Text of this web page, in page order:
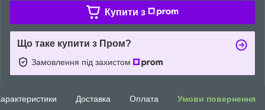
Купити з
Що таке купити з Пром?
Замовлення під захистом
Доставка Оплата Умови повернення